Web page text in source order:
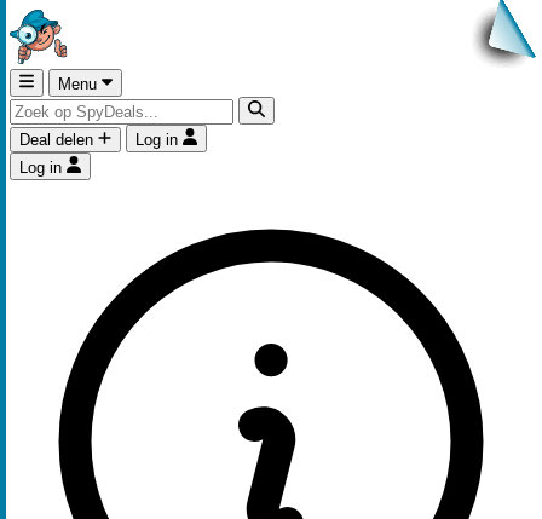
Menu
Deal delen
Log in
Log in